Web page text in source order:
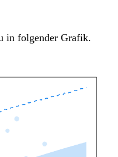
in folgender Grafik.